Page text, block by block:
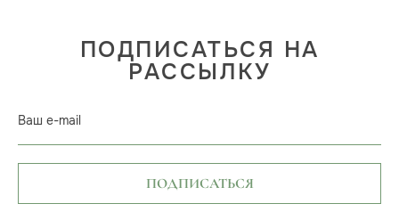
ПОДПИСАТЬСЯ НА
РАССЫЛКУ
Ваш e-mail
ПОДПИСАТЬСЯ